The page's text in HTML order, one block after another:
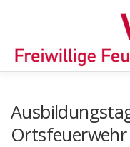
Ortsfeuerwehr